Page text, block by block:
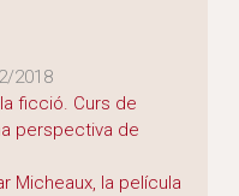
2018
ficció. Curs de
perspectiva de
Micheaux, la película